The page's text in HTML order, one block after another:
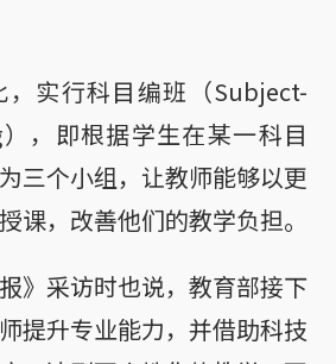
，实行科目编班（Subject-
，即根据学生在某一科目
三个小组，让教师能够以更
课，改善他们的教学负担。
》采访时也说，教育部接下
提升专业能力，并借助科技